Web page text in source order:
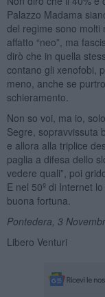
Palazzo Madama
del regime sono molti
affatto “neo”, ma
dirò che in quella
contano gli xenofobi,
meno, anche se
schieramento.
Non so voi, ma io,
Segre, sopravvissuta
e allora alla triplice
paglia a difesa dello
vedere quali”, poi
E nel 50º di Internet
buona fortuna.
Pontedera, 3
Libero Venturi